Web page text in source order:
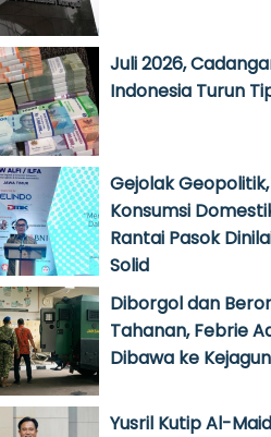
Juli 2026,
Indonesia Turun
Gejolak Geopolitik,
Konsumsi
Rantai Pasok
Solid
Diborgol dan
Tahanan, Febrie
Dibawa ke
Yusril Kutip Al-